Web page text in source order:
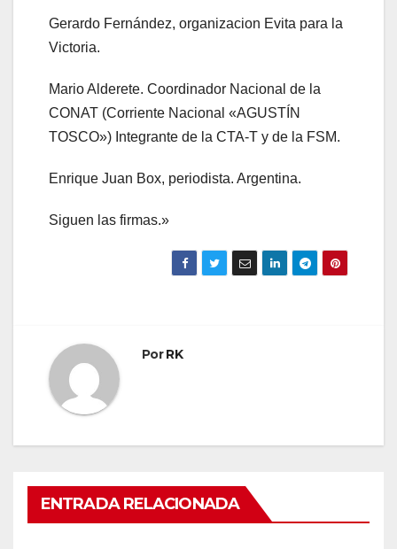
Gerardo Fernández, organizacion Evita para la
Victoria.
Mario Alderete. Coordinador Nacional de la
CONAT (Corriente Nacional «AGUSTÍN
TOSCO») Integrante de la CTA-T y de la FSM.
Enrique Juan Box, periodista. Argentina.
Siguen las firmas.»
PorRK
ENTRADA RELACIONADA